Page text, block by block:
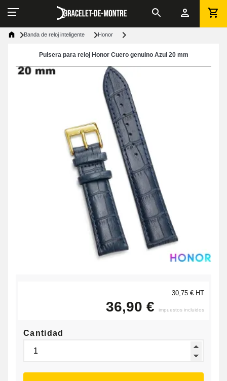
Banda de reloj inteligente Honor
Pulsera para reloj Honor Cuero genuino Azul 20 mm
30,75 € HT
36,90 € impuestos incluidos
Cantidad